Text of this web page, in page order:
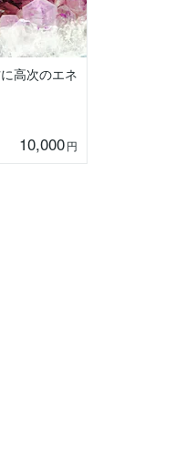
高次のエネ
10,000円